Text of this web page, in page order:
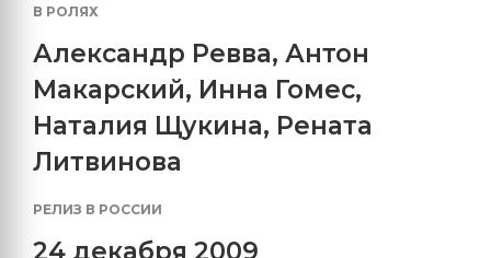
В РОЛЯХ
Александр Ревва, Антон
Макарский, Инна Гомес,
Наталия Щукина, Рената
Литвинова
РЕЛИЗ В РОССИИ
24 декабря 2009